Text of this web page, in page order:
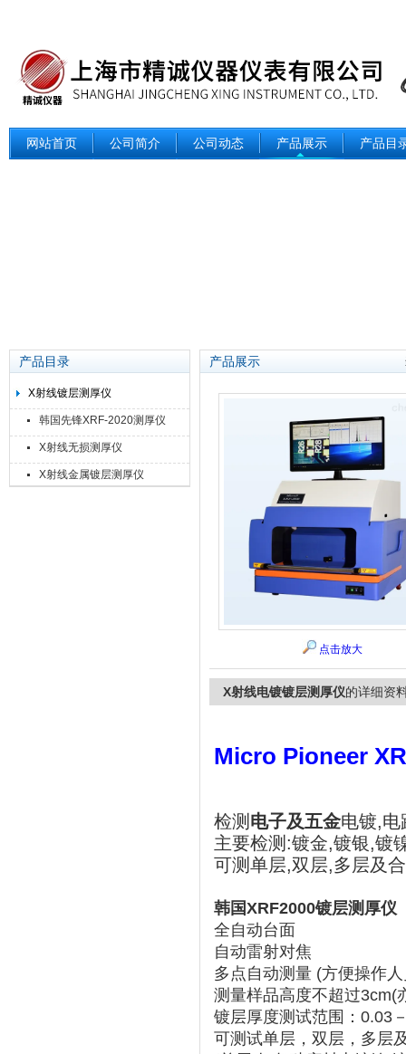
上海精诚兴仪器仪表有限公司
网站首页 公司简介 公司动态 产品展示 产品目
产品目录
X射线镀层测厚仪
韩国先锋XRF-2020测厚仪
X射线无损测厚仪
X射线金属镀层测厚仪
产品展示
点击放大
X射线电镀镀层测厚仪的详细资
Micro Pioneer
检测 电子及五金电镀,电
主要检测:镀金,镀银,镀
可测单层,双层,多层及
韩国XRF2000镀层测厚仪
全自动台面
自动雷射对焦
多点自动测量 (方便操作
测量样品高度不超过3cm(
镀层厚度测试范围：0.03
可测试单层，双层，多层